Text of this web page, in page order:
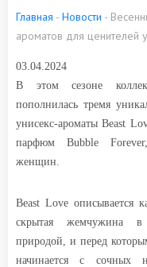
Главная - Новости -
ароматов для ценителей
03.04.2024
В этом сезоне
пополнилась тремя
унисекс-ароматы Beast
парфюм Bubble
женщин.
Beast Love описывается
скрытая жемчужина в
природой, и перед
начинается с